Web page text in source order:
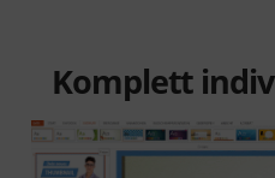
Komplett